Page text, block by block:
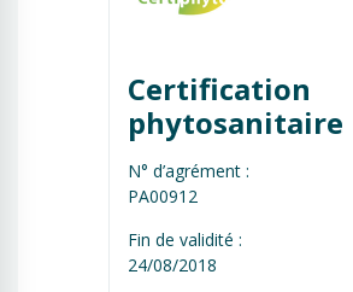
Certification
phytosanitaire
N° d’agrément :
PA00912
Fin de validité :
24/08/2018